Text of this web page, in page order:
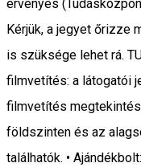
érvényes
Kérjük, a jegyet őrizze
is szüksége lehet rá.
filmvetítés: a látogatói
filmvetítés
földszinten és az
találhatók. •